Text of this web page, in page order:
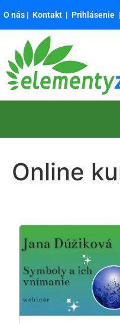
O nás | Kontakt | Prihlásenie |
Online